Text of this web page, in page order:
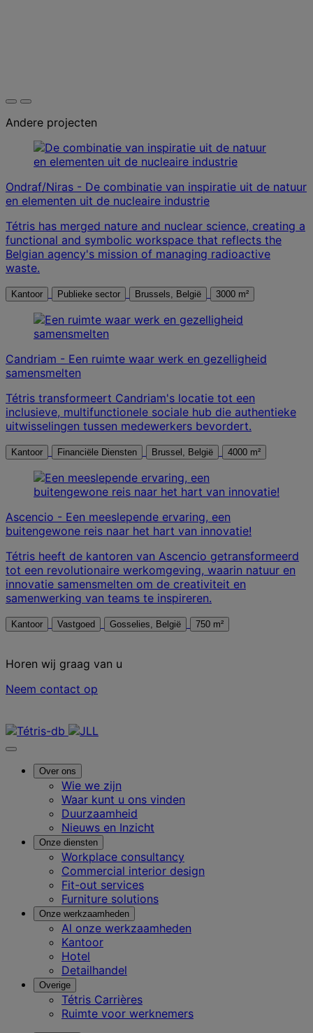
Andere projecten
Ondraf/Niras - De combinatie van inspiratie uit de natuur
en elementen uit de nucleaire industrie
Tétris has merged nature and nuclear science, creating a
functional and symbolic workspace that reflects the
Belgian agency's mission of managing radioactive
waste.
Kantoor Publieke sector Brussels, België 3000 m²
Candriam - Een ruimte waar werk en gezelligheid
samensmelten
Tétris transformeert Candriam's locatie tot een
inclusieve, multifunctionele sociale hub die authentieke
uitwisselingen tussen medewerkers bevordert.
Kantoor Financiële Diensten Brussel, België 4000 m²
Ascencio - Een meeslepende ervaring, een
buitengewone reis naar het hart van innovatie!
Tétris heeft de kantoren van Ascencio getransformeerd
tot een revolutionaire werkomgeving, waarin natuur en
innovatie samensmelten om de creativiteit en
samenwerking van teams te inspireren.
Kantoor Vastgoed Gosselies, België 750 m²
Horen wij graag van u
Neem contact op
Over ons
Wie we zijn
Waar kunt u ons vinden
Duurzaamheid
Nieuws en Inzicht
Onze diensten
Workplace consultancy
Commercial interior design
Fit-out services
Furniture solutions
Onze werkzaamheden
Al onze werkzaamheden
Kantoor
Hotel
Detailhandel
Overige
Tétris Carrières
Ruimte voor werknemers